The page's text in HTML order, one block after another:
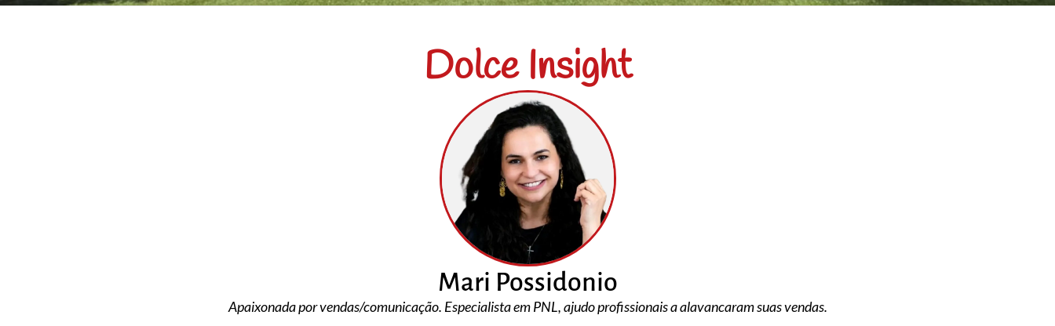
Dolce Insight
Mari Possidonio
Apaixonada por vendas/comunicação. Especialista em PNL, ajudo profissionais a alavancaram suas vendas.